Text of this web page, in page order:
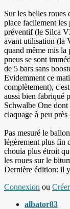
Sur les belles roues
place facilement les
préventif (le Silca
avant utilisation (la
quand même mis la
pneus se sont
de 5 bars sans
Evidemment ce
complètement),
aussi bien fabriqué
Schwalbe One
claquage à peu
Pas mesuré le
légèrement plus fin
chouïa plus étroit
les roues sur le
Dernière édition: il
Connexion ou
albator83